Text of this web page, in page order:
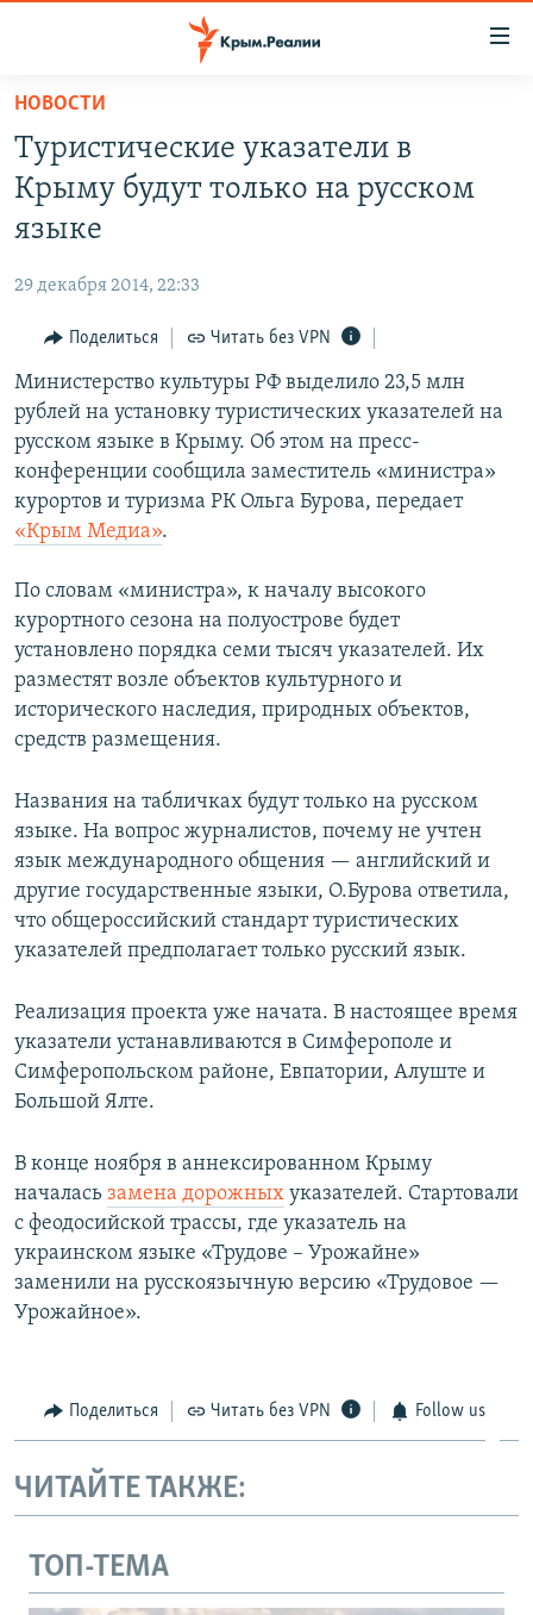
Вернуться
основному
содержанию
Вернутся
главной
навигации
Вернутся
поиску
СПЕЦПРОЕКТЫ
11 ЛЕТ ОККУПАЦИИ КРЫМА. 11 ИСТОРИЙ СОПРОТИВЛЕНИЯ
ВОДА
ЕЩЕ
ИНТЕРАКТИВ
ИНФОГРАФИКА
ТЕЛЕПРОЕКТ КРЫМ.РЕАЛИИ
СОВЕТЫ ПРАВОЗАЩИТНИКОВ
ПРОПАВШИЕ БЕЗ ВЕСТИ
КРЫМ.НЕПОКОРЕННЫЙ
ELIFBE
УКРАИНСКАЯ ПРОБЛЕМА КРЫМА
РАДІО СВОБОДА
КАК ОБОЙТИ БЛОКИРОВКУ
Українською
Qırımtatar
Все сайты RFE/RL
НОВОСТИ
Туристические указатели в
Крыму будут только на русском
языке
29 декабря 2014, 22:33
Поделиться Читать без VPN
Министерство культуры РФ выделило 23,5 млн
рублей на установку туристических указателей на
русском языке в Крыму. Об этом на пресс-
конференции сообщила заместитель «министра»
курортов и туризма РК Ольга Бурова, передает
«Крым Медиа».
По словам «министра», к началу высокого
курортного сезона на полуострове будет
установлено порядка семи тысяч указателей. Их
разместят возле объектов культурного и
исторического наследия, природных объектов,
средств размещения.
Названия на табличках будут только на русском
языке. На вопрос журналистов, почему не учтен
язык международного общения — английский и
другие государственные языки, О.Бурова ответила,
что общероссийский стандарт туристических
указателей предполагает только русский язык.
Реализация проекта уже начата. В настоящее время
указатели устанавливаются в Симферополе и
Симферопольском районе, Евпатории, Алуште и
Большой Ялте.
В конце ноября в аннексированном Крыму
началась замена дорожных указателей. Стартовали
с феодосийской трассы, где указатель на
украинском языке «Трудове – Урожайне»
заменили на русскоязычную версию «Трудовое —
Урожайное».
Поделиться Читать без VPN Follow us
ЧИТАЙТЕ ТАКЖЕ:
ТОП-ТЕМА